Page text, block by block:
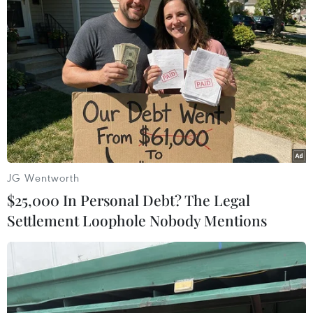
#Giá càphê #Khó khăn
#Lãi suất
#Tín dụng xuất khẩu
Áo Pháp
Theo dõi VietnamPlus
TIN CÙNG CHUYÊN MỤC
Xây dựng và phát triển Việt Nam trở
thành quốc gia biển mạnh
JG Wentworth
$25,000 In Personal Debt? The Legal
Settlement Loophole Nobody Mentions